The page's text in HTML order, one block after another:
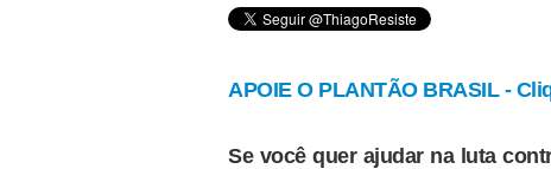
APOIE O PLANTÃO BRASIL -
Se você quer ajudar na luta